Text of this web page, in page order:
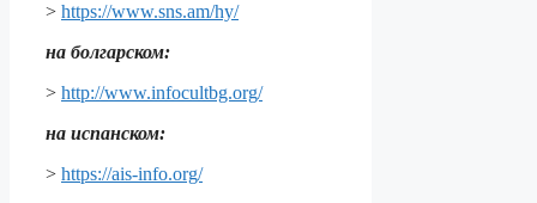
> https://www.sns.am/hy/
на болгарском:
> http://www.infocultbg.org/
на испанском:
> https://ais-info.org/